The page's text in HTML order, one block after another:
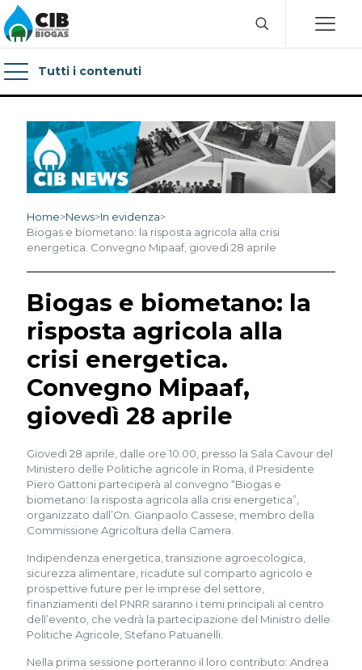
Tutti i contenuti
Home>News>In evidenza>
Biogas e biometano: la risposta agricola alla crisi
energetica. Convegno Mipaaf, giovedì 28 aprile
Biogas e biometano: la
risposta agricola alla
crisi energetica.
Convegno Mipaaf,
giovedì 28 aprile
Giovedì 28 aprile, dalle ore 10.00, presso la Sala Cavour del
Ministero delle Politiche agricole in Roma, il Presidente
Piero Gattoni parteciperà al convegno “Biogas e
biometano: la risposta agricola alla crisi energetica”,
organizzato dall’On. Gianpaolo Cassese, membro della
Commissione Agricoltura della Camera.
Indipendenza energetica, transizione agroecologica,
sicurezza alimentare, ricadute sul comparto agricolo e
prospettive future per le imprese del settore,
finanziamenti del PNRR saranno i temi principali al centro
dell’evento, che vedrà la partecipazione del Ministro delle
Politiche Agricole, Stefano Patuanelli.
Nella prima sessione porteranno il loro contributo: Andrea